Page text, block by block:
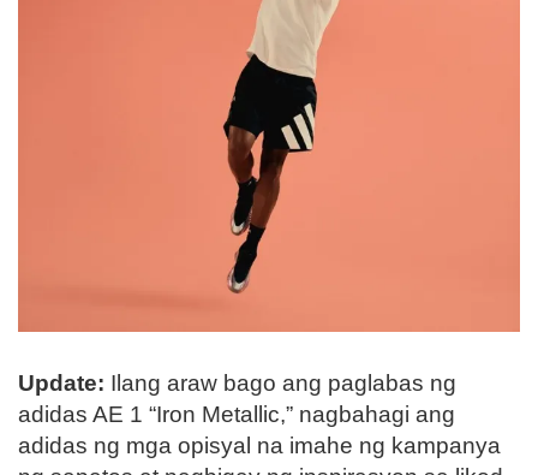
Update: Ilang araw bago ang paglabas ng
adidas AE 1 “Iron Metallic,” nagbahagi ang
adidas ng mga opisyal na imahe ng kampanya